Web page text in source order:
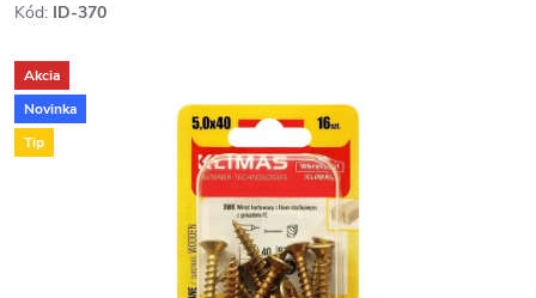
Kód: ID-370
Akcia
Novinka
Tip